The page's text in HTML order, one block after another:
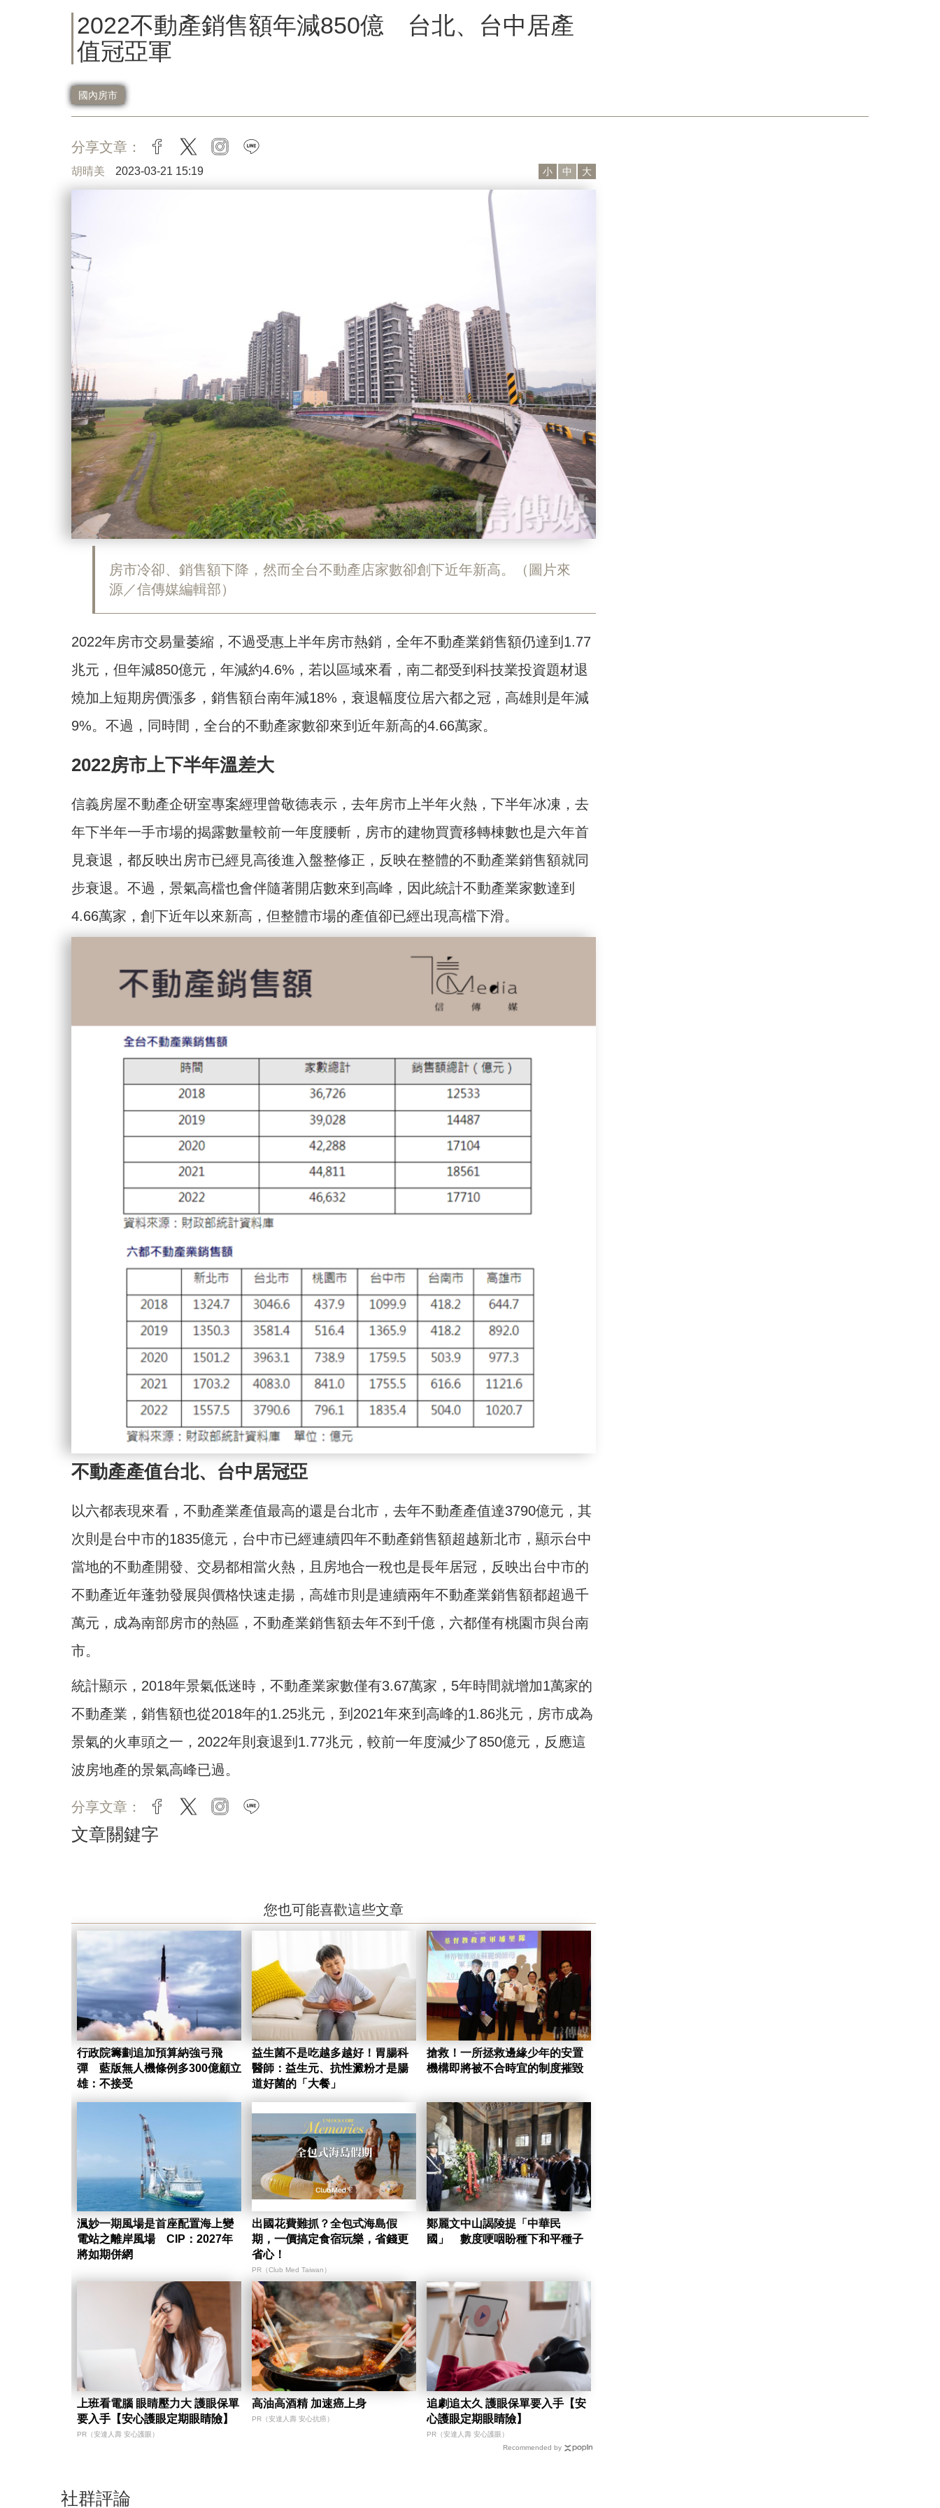
2022不動產銷售額年減850億 台北、台中居產
值冠亞軍
國內房市
分享文章： facebook
twitter instagram
胡晴美 2023-03-21 15:19 小 中 大
房市冷卻、銷售額下降，然而全台不動產店家數卻創下近年新高。（圖片來
源／信傳媒編輯部）
2022年房市交易量萎縮，不過受惠上半年房市熱銷，全年不動產業銷售額仍達到1.77
兆元，但年減850億元，年減約4.6%，若以區域來看，南二都受到科技業投資題材退
燒加上短期房價漲多，銷售額台南年減18%，衰退幅度位居六都之冠，高雄則是年減
9%。不過，同時間，全台的不動產家數卻來到近年新高的4.66萬家。
2022房市上下半年溫差大
信義房屋不動產企研室專案經理曾敬德表示，去年房市上半年火熱，下半年冰凍，去
年下半年一手市場的揭露數量較前一年度腰斬，房市的建物買賣移轉棟數也是六年首
見衰退，都反映出房市已經見高後進入盤整修正，反映在整體的不動產業銷售額就同
步衰退。不過，景氣高檔也會伴隨著開店數來到高峰，因此統計不動產業家數達到
4.66萬家，創下近年以來新高，但整體市場的產值卻已經出現高檔下滑。
不動產產值台北、台中居冠亞
以六都表現來看，不動產業產值最高的還是台北市，去年不動產產值達3790億元，其
次則是台中市的1835億元，台中市已經連續四年不動產銷售額超越新北市，顯示台中
當地的不動產開發、交易都相當火熱，且房地合一稅也是長年居冠，反映出台中市的
不動產近年蓬勃發展與價格快速走揚，高雄市則是連續兩年不動產業銷售額都超過千
萬元，成為南部房市的熱區，不動產業銷售額去年不到千億，六都僅有桃園市與台南
市。
統計顯示，2018年景氣低迷時，不動產業家數僅有3.67萬家，5年時間就增加1萬家的
不動產業，銷售額也從2018年的1.25兆元，到2021年來到高峰的1.86兆元，房市成為
景氣的火車頭之一，2022年則衰退到1.77兆元，較前一年度減少了850億元，反應這
波房地產的景氣高峰已過。
分享文章： facebook
twitter instagram
文章關鍵字
您也可能喜歡這些文章
行政院籌劃追加預算納強弓飛
彈 藍版無人機條例多300億顧立
雄：不接受
益生菌不是吃越多越好！胃腸科
醫師：益生元、抗性澱粉才是腸
道好菌的「大餐」
搶救！一所拯救邊緣少年的安置
機構即將被不合時宜的制度摧毀
渢妙一期風場是首座配置海上變
電站之離岸風場 CIP：2027年
將如期併網
出國花費難抓？全包式海島假
期，一價搞定食宿玩樂，省錢更
省心！
PR（Club Med Taiwan）
鄭麗文中山謁陵提「中華民
國」 數度哽咽盼種下和平種子
上班看電腦 眼睛壓力大 護眼保單
要入手【安心護眼定期眼睛險】
PR（安達人壽 安心護眼）
高油高酒精 加速癌上身
PR（安達人壽 安心抗癌）
追劇追太久 護眼保單要入手【安
心護眼定期眼睛險】
PR（安達人壽 安心護眼）
Recommended by
社群評論